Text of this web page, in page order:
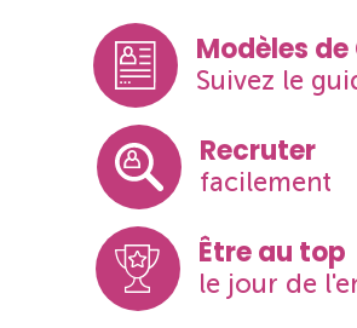
Modèles de
Suivez le
Recruter
facilement
Être au top
le jour de